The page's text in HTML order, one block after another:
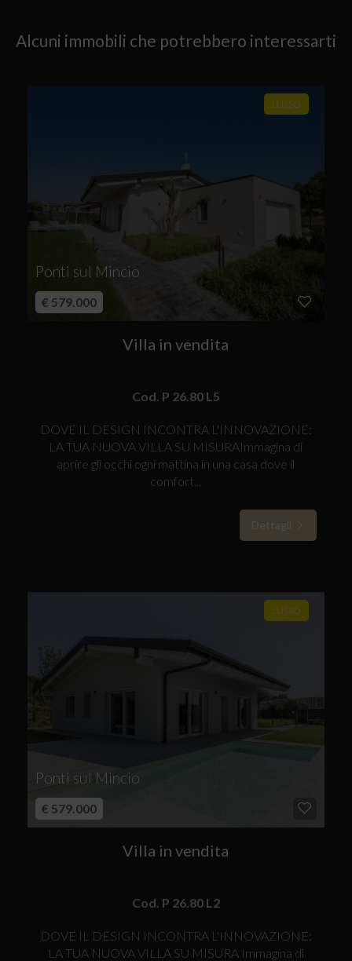
Alcuni immobili che potrebbero interessarti
LUSSO
Ponti sul Mincio
€ 579.000
Villa in vendita
Cod. P 26.80 L5
DOVE IL DESIGN INCONTRA L'INNOVAZIONE:
LA TUA NUOVA VILLA SU MISURAImmagina di
aprire gli occhi ogni mattina in una casa dove il
comfort...
Dettagli
LUSSO
Ponti sul Mincio
€ 579.000
Villa in vendita
Cod. P 26.80 L2
DOVE IL DESIGN INCONTRA L'INNOVAZIONE:
LA TUA NUOVA VILLA SU MISURA Immagina di